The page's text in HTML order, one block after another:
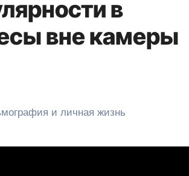
в
вне камеры